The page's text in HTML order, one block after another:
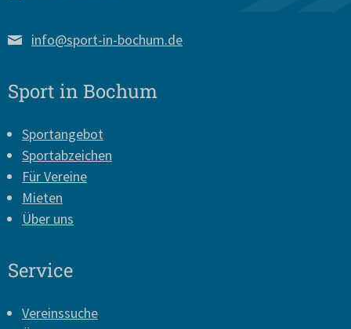
info@sport-in-bochum.de
Sport in Bochum
Sportangebot
Sportabzeichen
Für Vereine
Mieten
Über uns
Service
Vereinssuche